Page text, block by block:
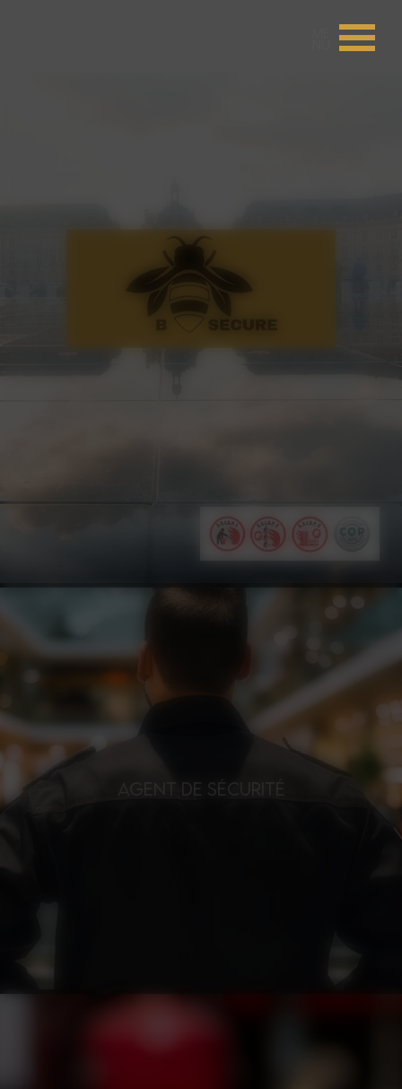
AGENT DE SÉCURITÉ